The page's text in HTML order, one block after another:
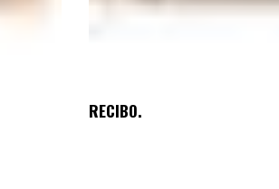
RECIBO.